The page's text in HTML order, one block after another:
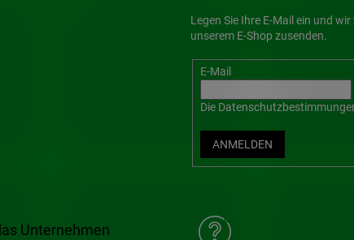
Unternehmen
Legen Sie Ihre E-Mail ein und
unserem E-Shop zusenden.
E-Mail
Die
ANMELDEN